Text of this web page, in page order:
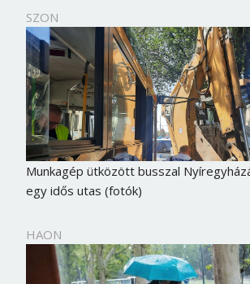
SZON
Munkagép ütközött busszal
egy idős utas (fotók)
HAON